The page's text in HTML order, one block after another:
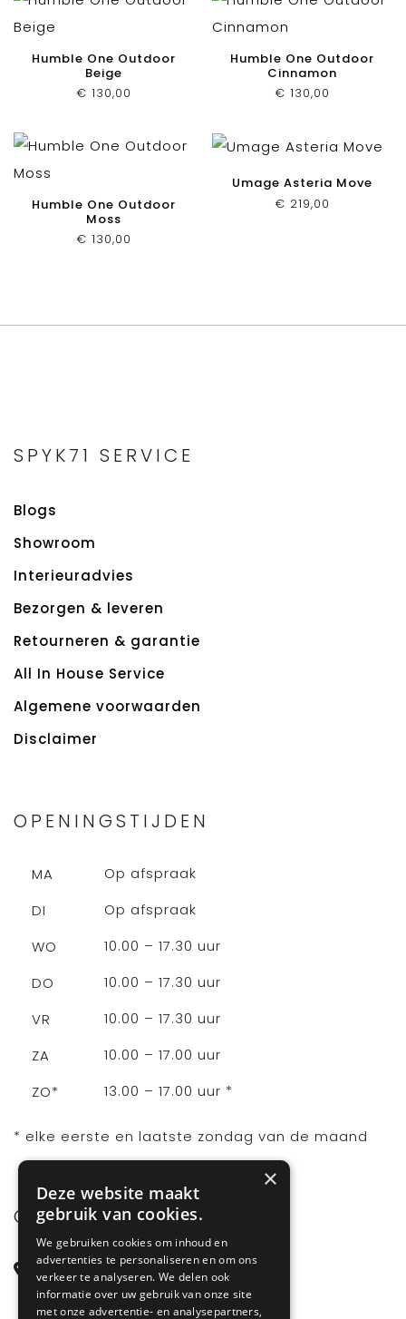
Humble One Outdoor
Beige
€ 130,00
Humble One Outdoor
Cinnamon
€ 130,00
Humble One Outdoor
Moss
€ 130,00
Umage Asteria Move
€ 219,00
SPYK71 SERVICE
Blogs
Showroom
Interieuradvies
Bezorgen & leveren
Retourneren & garantie
All In House Service
Algemene voorwaarden
Disclaimer
OPENINGSTIJDEN
MA
Op afspraak
DI
Op afspraak
WO
10.00 – 17.30 uur
DO
10.00 – 17.30 uur
VR
10.00 – 17.30 uur
ZA
10.00 – 17.00 uur
ZO*
13.00 – 17.00 uur *
* elke eerste en laatste zondag van de maand
CONTACT
Steenstraat 71
6828 CD Arnhem
×
Deze website maakt
gebruik van cookies.
We gebruiken cookies om inhoud en
advertenties te personaliseren en om ons
verkeer te analyseren. We delen ook
informatie over uw gebruik van onze site
met onze advertentie- en analysepartners,